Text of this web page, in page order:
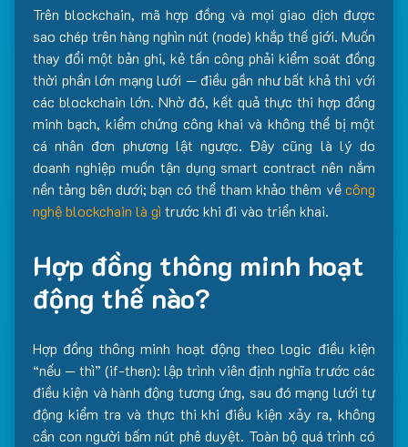
Trên blockchain, mã hợp đồng và mọi giao dịch được
sao chép trên hàng nghìn nút (node) khắp thế giới. Muốn
thay đổi một bản ghi, kẻ tấn công phải kiểm soát đồng
thời phần lớn mạng lưới — điều gần như bất khả thi với
các blockchain lớn. Nhờ đó, kết quả thực thi hợp đồng
minh bạch, kiểm chứng công khai và không thể bị một
cá nhân đơn phương lật ngược. Đây cũng là lý do
doanh nghiệp muốn tận dụng smart contract nên nắm
nền tảng bên dưới; bạn có thể tham khảo thêm vềcông
nghệ blockchain là gì trước khi đi vào triển khai.
Hợp đồng thông minh hoạt
động thế nào?
Hợp đồng thông minh hoạt động theo logic điều kiện
“nếu — thì” (if-then): lập trình viên định nghĩa trước các
điều kiện và hành động tương ứng, sau đó mạng lưới tự
động kiểm tra và thực thi khi điều kiện xảy ra, không
cần con người bấm nút phê duyệt. Toàn bộ quá trình có